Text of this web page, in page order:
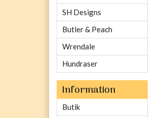
SH Designs
Butler & Peach
Wrendale
Hundraser
Information
Butik